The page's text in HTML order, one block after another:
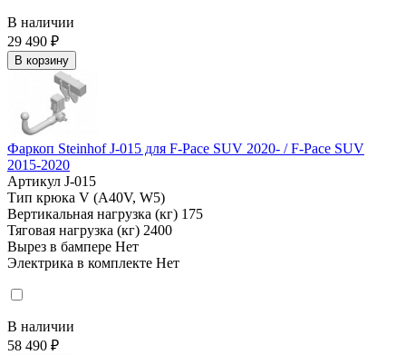
В наличии
29 490 ₽
В корзину
Фаркоп Steinhof J-015 для F-Pace SUV 2020- / F-Pace SUV
2015-2020
Артикул J-015
Тип крюка V (A40V, W5)
Вертикальная нагрузка (кг) 175
Тяговая нагрузка (кг) 2400
Вырез в бампере Нет
Электрика в комплекте Нет
В наличии
58 490 ₽